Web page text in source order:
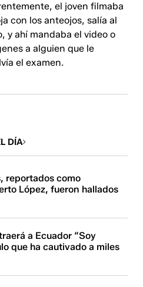
el joven filmaba
con los anteojos, salía al
y ahí mandaba el video o
a alguien que le
el examen.
DÍA
reportados como
López, fueron hallados
a Ecuador “Soy
que ha cautivado a miles